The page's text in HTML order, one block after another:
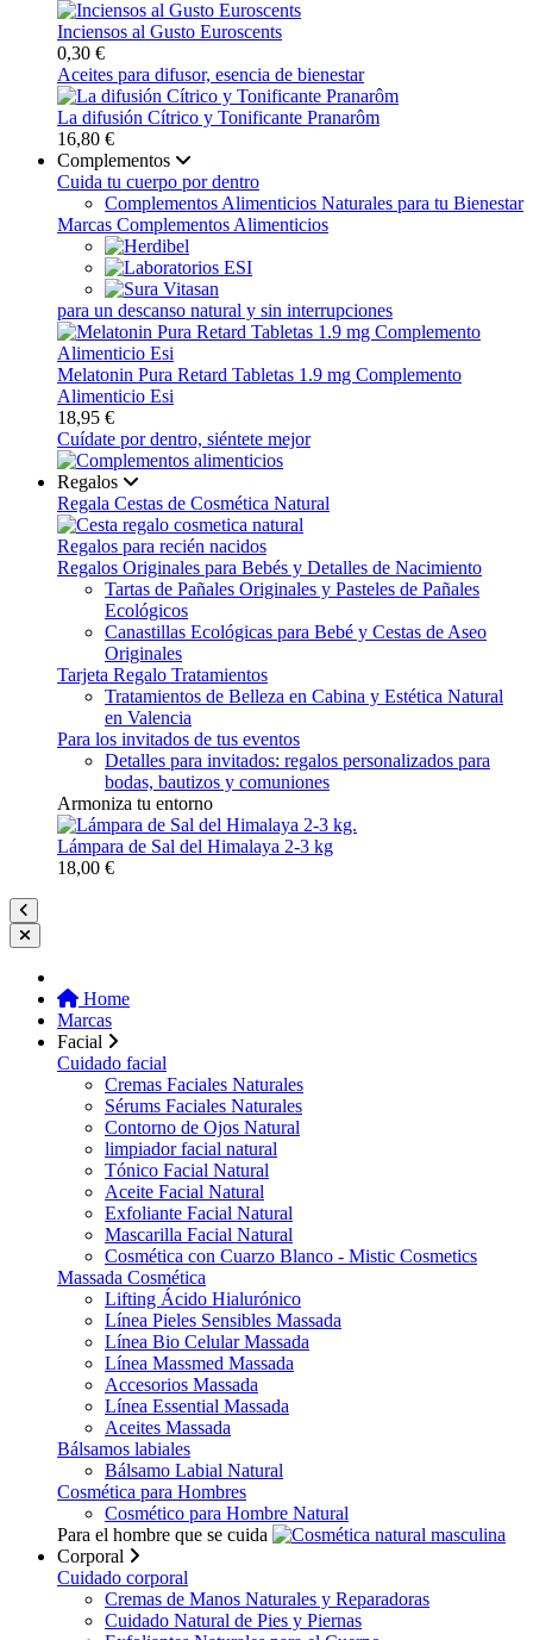
Inciensos al Gusto Euroscents
0,30 €
Aceites para difusor, esencia de bienestar
La difusión Cítrico y Tonificante Pranarôm
16,80 €
Complementos
Cuida tu cuerpo por dentro
Complementos Alimenticios Naturales para tu Bienestar
Marcas Complementos Alimenticios
para un descanso natural y sin interrupciones
Melatonin Pura Retard Tabletas 1.9 mg Complemento
Alimenticio Esi
18,95 €
Cuídate por dentro, siéntete mejor
Regalos
Regala Cestas de Cosmética Natural
Regalos para recién nacidos
Regalos Originales para Bebés y Detalles de Nacimiento
Tartas de Pañales Originales y Pasteles de Pañales
Ecológicos
Canastillas Ecológicas para Bebé y Cestas de Aseo
Originales
Tarjeta Regalo Tratamientos
Tratamientos de Belleza en Cabina y Estética Natural
en Valencia
Para los invitados de tus eventos
Detalles para invitados: regalos personalizados para
bodas, bautizos y comuniones
Armoniza tu entorno
Lámpara de Sal del Himalaya 2-3 kg
18,00 €
Home
Marcas
Facial
Cuidado facial
Cremas Faciales Naturales
Sérums Faciales Naturales
Contorno de Ojos Natural
limpiador facial natural
Tónico Facial Natural
Aceite Facial Natural
Exfoliante Facial Natural
Mascarilla Facial Natural
Cosmética con Cuarzo Blanco - Mistic Cosmetics
Massada Cosmética
Lifting Ácido Hialurónico
Línea Pieles Sensibles Massada
Línea Bio Celular Massada
Línea Massmed Massada
Accesorios Massada
Línea Essential Massada
Aceites Massada
Bálsamos labiales
Bálsamo Labial Natural
Cosmética para Hombres
Cosmético para Hombre Natural
Para el hombre que se cuida
Corporal
Cuidado corporal
Cremas de Manos Naturales y Reparadoras
Cuidado Natural de Pies y Piernas